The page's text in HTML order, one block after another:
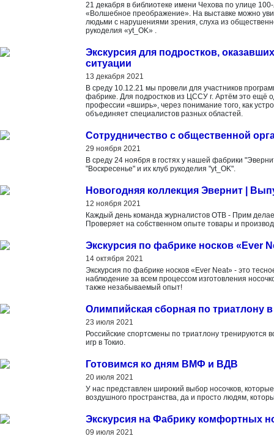
21 декабря в библиотеке имени Чехова по улице
«Волшебное преображение». На выставке можно
людьми с нарушениями зрения, слуха из
рукоделия «yt_OK» .
Экскурсия для подростков,
ситуации
13 декабря 2021
В среду 10.12.21 мы провели для участников
фабрике. Для подростков из ЦССУ г. Артём это ещё
профессии «вширь», через понимание того, как
объединяет специалистов разных областей.
Сотрудничество с общественной
29 ноября 2021
В среду 24 ноября в гостях у нашей фабрики
"Воскресенье" и их клуб рукоделия "yt_OK".
Новогодняя коллекция Эвернит |
12 ноября 2021
Каждый день команда журналистов ОТВ - Прим
Проверяет на собственном опыте товары и
Экскурсия по фабрике носков «Ever
14 октября 2021
Экскурсия по фабрике носков «Ever Neat» - это
наблюдение за всем процессом изготовления
также незабываемый опыт!
Олимпийская сборная по триатлону
23 июля 2021
Российские спортсмены по триатлону тренируются
игр в Токио.
Готовимся ко дням ВМФ и ВДВ
20 июля 2021
У нас представлен широкий выбор носочков,
воздушного пространства, да и просто людям,
Экскурсия на Фабрику комфортных
09 июля 2021